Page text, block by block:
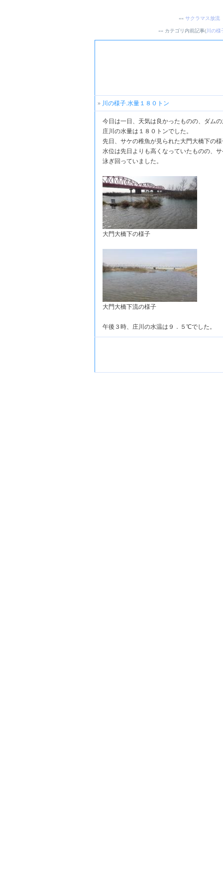
«« サクラマス放
«« カテゴリ内前記事( 川の様
» 川の様子.水量１８０トン
今日は一日、天気は良かったものの、ダム
庄川の水量は１８０トンでした。
先日、サケの稚魚が見られた大門大橋下の
水位は先日よりも高くなっていたものの、
泳ぎ回っていました。
大門大橋下の様子
大門大橋下流の様子
午後３時、庄川の水温は９．５℃でした。